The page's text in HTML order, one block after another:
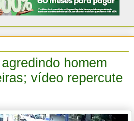
homem
vídeo repercute